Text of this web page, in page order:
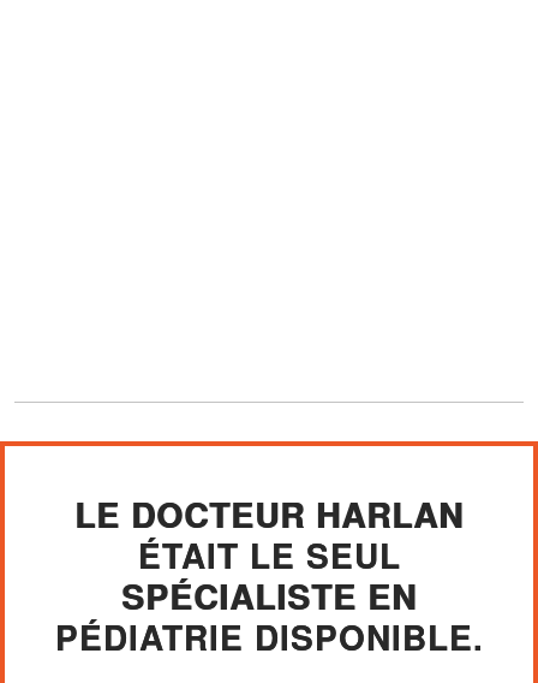
LE DOCTEUR HARLAN
ÉTAIT LE SEUL
SPÉCIALISTE EN
PÉDIATRIE DISPONIBLE.